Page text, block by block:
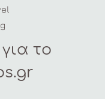
το